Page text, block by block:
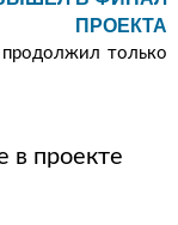
ПРОЕКТА
продолжил только
в проекте